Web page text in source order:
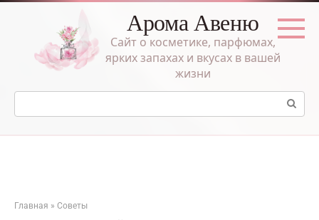
Перейти
Арома Авеню
Сайт о косметике, парфюмах,
ярких запахах и вкусах в вашей
жизни
Поиск:
Главная » Советы